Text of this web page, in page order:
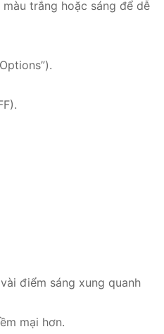
trắng hoặc sáng để dễ
điểm sáng xung quanh
mại hơn.